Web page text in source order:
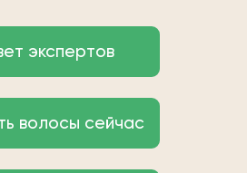
экспертов
волосы сейчас